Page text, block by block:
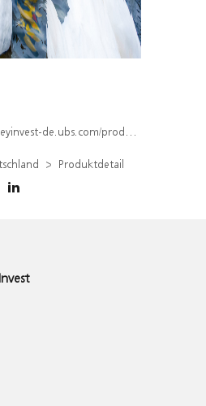
produkt/detail/index/isin/DE000WA5KJM5
Produktdetail